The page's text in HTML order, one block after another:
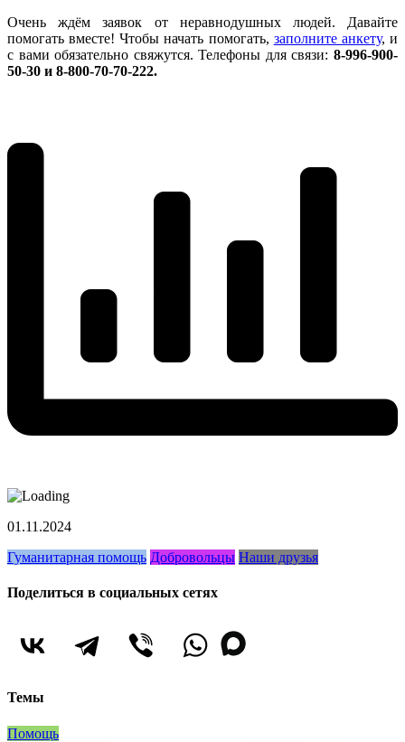
Очень ждём заявок от неравнодушных людей. Давайте
помогать вместе! Чтобы начать помогать, заполните анкету, и
с вами обязательно свяжутся. Телефоны для связи: 8-996-900-
50-30 и 8-800-70-70-222.
01.11.2024
Гуманитарная помощь Добровольцы Наши друзья
Поделиться в социальных сетях
Темы
Помощь